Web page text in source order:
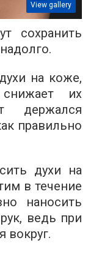
View gallery
сохранить
на коже,
их
держался
правильно
духи на
в течение
наносить
ведь при
вокруг.